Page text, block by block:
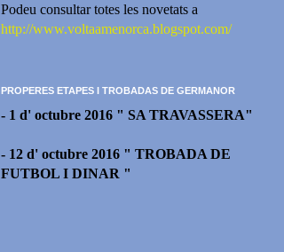
Podeu consultar totes les novetats a
http://www.voltaamenorca.blogspot.com/
PROPERES ETAPES I TROBADAS DE GERMANOR
- 1 d' octubre 2016 " SA TRAVASSERA"
- 12 d' octubre 2016 " TROBADA DE
FUTBOL I DINAR "